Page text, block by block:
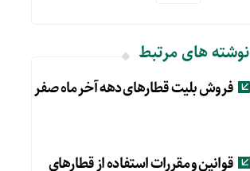
نوشته های مرتبط
فروش بلیت قطارهای دهه آخر ماه صفر
قوانین و مقررات استفاده از قطارهای